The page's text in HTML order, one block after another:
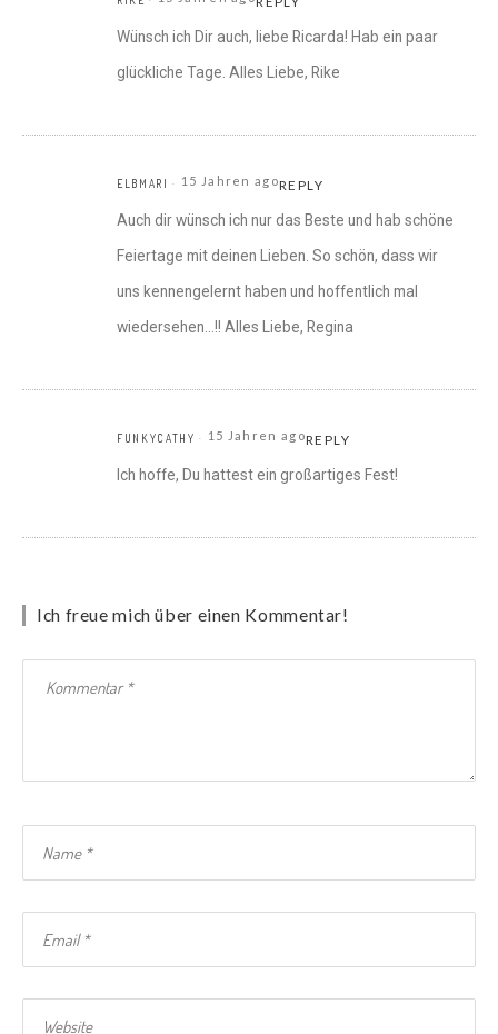
Wünsch ich Dir auch, liebe Ricarda! Hab ein paar
glückliche Tage. Alles Liebe, Rike
ELBMARI 15 Jahren agoREPLY
Auch dir wünsch ich nur das Beste und hab schöne
Feiertage mit deinen Lieben. So schön, dass wir
uns kennengelernt haben und hoffentlich mal
wiedersehen…!! Alles Liebe, Regina
FUNKYCATHY 15 Jahren agoREPLY
Ich hoffe, Du hattest ein großartiges Fest!
Ich freue mich über einen Kommentar!